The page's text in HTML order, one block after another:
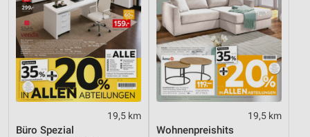
19,5 km
Büro Spezial
19,5 km
Wohnenpreishits
Messung der Werbeleistung
Messung der Performance von Inhalten
Analyse von Zielgruppen durch Statistiken oder
Kombinationen von Daten aus verschiedenen
Quellen
Entwicklung und Verbesserung der Angebote